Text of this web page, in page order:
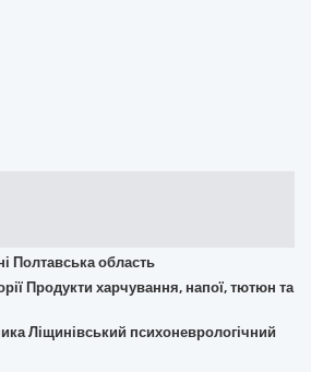
Полтавська область
Продукти харчування, напої, тютюн та
Ліщинівський психоневрологічний